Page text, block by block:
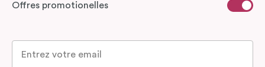
Offres promotionelles